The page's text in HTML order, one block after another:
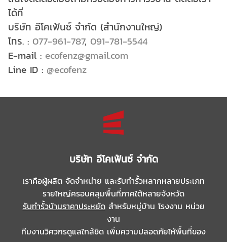
ได้ที่
บริษัท อีโคเฟ้นซ์ จำกัด (สำนักงานใหญ่)
โทร. : 077-961-787, 091-781-5544
E-mail : ecofenz@gmail.com
Line ID : @ecofenz
บริษัท อีโคเฟ้นซ์ จำกัด
เราคือผู้ผลิต จัดจำหน่าย และรับทำรั้วหลากหลายประเภท
รายใหญ่ครอบคลุมพื้นที่ภาคใต้หลายจังหวัด
รับทํารั้วบ้านราคาประหยัดสำหรับหมู่บ้าน โรงงาน หน่วย
งาน
ทีมงานวิศวกรดูแลใกล้ชิด เพิ่มความปลอดภัยให้พื้นที่ของ